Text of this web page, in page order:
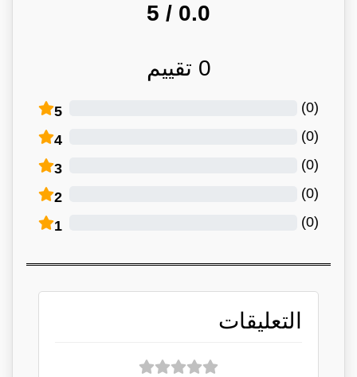
0.0
/ 5
0 تقييم
5 (
0
)
4 (
0
)
3 (
0
)
2 (
0
)
1 (
0
)
التعليقات